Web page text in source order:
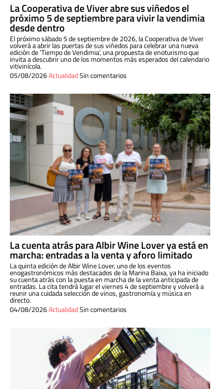
La Cooperativa de Viver abre sus viñedos el
próximo 5 de septiembre para vivir la vendimia
desde dentro
El próximo sábado 5 de septiembre de 2026, la Cooperativa de Viver
volverá a abrir las puertas de sus viñedos para celebrar una nueva
edición de ‘Tiempo de Vendimia’, una propuesta de enoturismo que
invita a descubrir uno de los momentos más esperados del calendario
vitivinícola.
05/08/2026ActualidadSin comentarios
La cuenta atrás para Albir Wine Lover ya está en
marcha: entradas a la venta y aforo limitado
La quinta edición de Albir Wine Lover, uno de los eventos
enogastronómicos más destacados de la Marina Baixa, ya ha iniciado
su cuenta atrás con la puesta en marcha de la venta anticipada de
entradas. La cita tendrá lugar el viernes 4 de septiembre y volverá a
reunir una cuidada selección de vinos, gastronomía y música en
directo.
04/08/2026ActualidadSin comentarios